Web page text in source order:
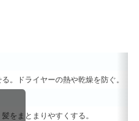
。ドライヤーの熱や乾燥を防ぐ。
をまとまりやすくする。